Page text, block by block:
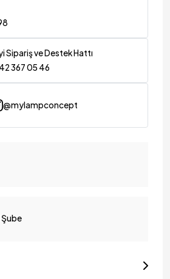
Sipariş ve Destek Hattı
367 05 46
@mylampconcept